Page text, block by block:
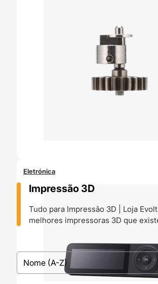
Eletrónica
Impressão 3D
Tudo para Impressão 3D | Loja
melhores impressoras 3D que
sort
Sort content